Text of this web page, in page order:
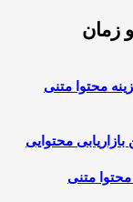
زمان
محتوا متنی
بازاریابی محتوایی
محتوا متنی